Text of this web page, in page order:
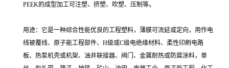
PEEK的成型加工可注塑、挤塑、吹塑、压制等。
用途：它是一种综合性能优良的工程塑料，薄膜可流延或定向，用作电
线被覆线、原子能工程部件、H级或C级电绝缘材料、柔性印刷电路
板、热泵机壳或机架、油井联接器、阀门、金属耐热或防腐涂料，单